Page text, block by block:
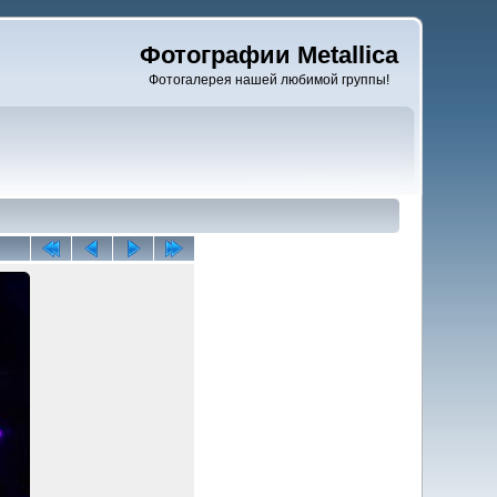
Фотографии Metallica
Фотогалерея нашей любимой группы!